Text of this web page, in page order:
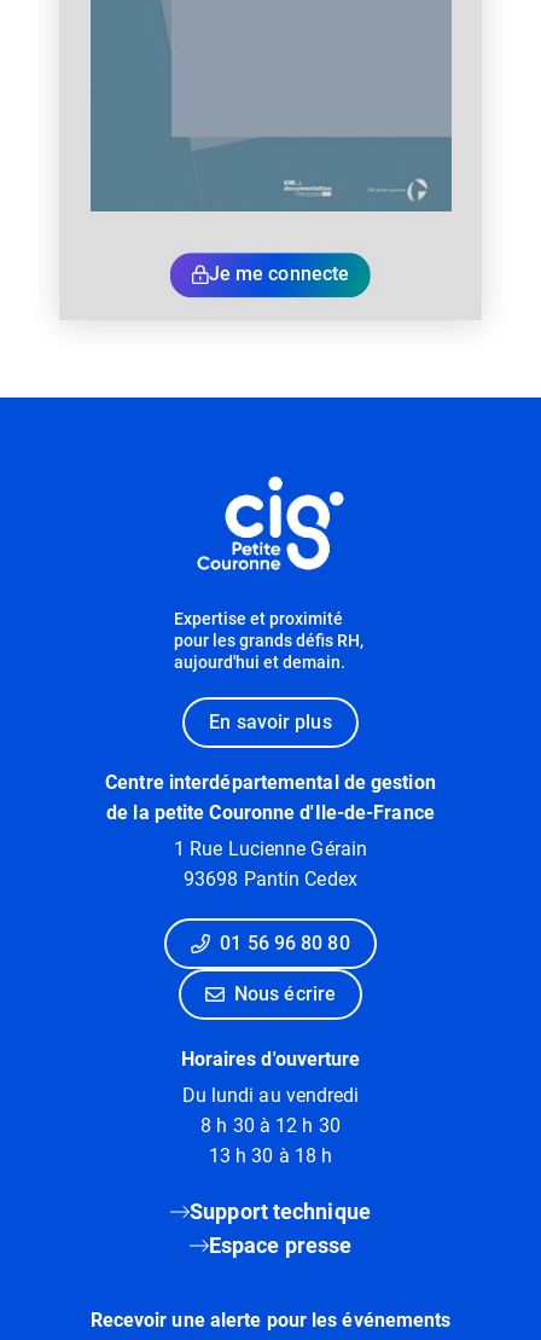
Je me connecte
Expertise et proximité
pour les grands défis RH,
aujourd'hui et demain.
En savoir plus
Centre interdépartemental de gestion
de la petite Couronne d'Ile-de-France
1 Rue Lucienne Gérain
93698 Pantin Cedex
01 56 96 80 80
Nous écrire
Horaires d'ouverture
Du lundi au vendredi
8 h 30 à 12 h 30
13 h 30 à 18 h
Support technique
Espace presse
Recevoir une alerte pour les événements